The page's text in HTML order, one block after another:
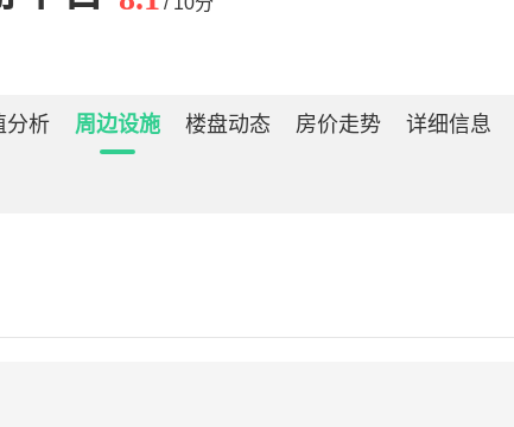
分析 周边设施 楼盘动态 房价走势 详细信息